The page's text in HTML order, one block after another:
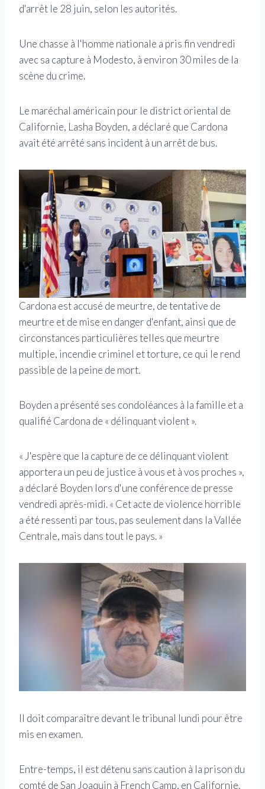
d'arrêt le 28 juin, selon les autorités.
Une chasse à l'homme nationale a pris fin vendredi
avec sa capture à Modesto, à environ 30 miles de la
scène du crime.
Le maréchal américain pour le district oriental de
Californie, Lasha Boyden, a déclaré que Cardona
avait été arrêté sans incident à un arrêt de bus.
Cardona est accusé de meurtre, de tentative de
meurtre et de mise en danger d'enfant, ainsi que de
circonstances particulières telles que meurtre
multiple, incendie criminel et torture, ce qui le rend
passible de la peine de mort.
Boyden a présenté ses condoléances à la famille et a
qualifié Cardona de « délinquant violent ».
« J'espère que la capture de ce délinquant violent
apportera un peu de justice à vous et à vos proches »,
a déclaré Boyden lors d'une conférence de presse
vendredi après-midi. « Cet acte de violence horrible
a été ressenti par tous, pas seulement dans la Vallée
Centrale, mais dans tout le pays. »
Il doit comparaître devant le tribunal lundi pour être
mis en examen.
Entre-temps, il est détenu sans caution à la prison du
comté de San Joaquin à French Camp, en Californie.